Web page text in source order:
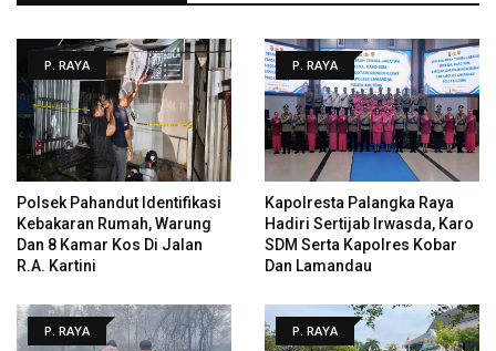
P. RAYA
Polsek Pahandut Identifikasi
Kebakaran Rumah, Warung
Dan 8 Kamar Kos Di Jalan
R.A. Kartini
P. RAYA
Kapolresta Palangka Raya
Hadiri Sertijab Irwasda, Karo
SDM Serta Kapolres Kobar
Dan Lamandau
P. RAYA P. RAYA